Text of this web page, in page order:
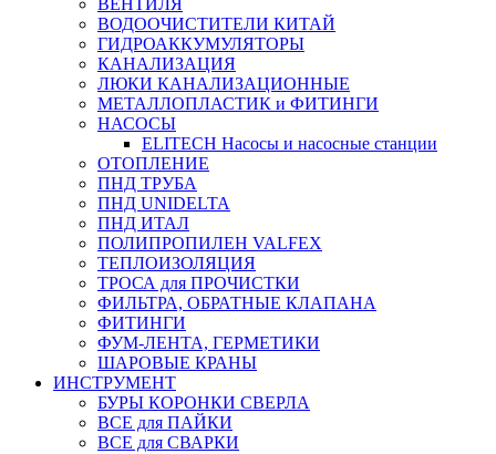
ВОДООЧИСТИТЕЛИ КИТАЙ
ГИДРОАККУМУЛЯТОРЫ
КАНАЛИЗАЦИЯ
ЛЮКИ КАНАЛИЗАЦИОННЫЕ
МЕТАЛЛОПЛАСТИК и ФИТИНГИ
НАСОСЫ
ELITECH Насосы и насосные станции
ОТОПЛЕНИЕ
ПНД ТРУБА
ПНД UNIDELTA
ПНД ИТАЛ
ПОЛИПРОПИЛЕН VALFEX
ТЕПЛОИЗОЛЯЦИЯ
ТРОСА для ПРОЧИСТКИ
ФИЛЬТРА, ОБРАТНЫЕ КЛАПАНА
ФИТИНГИ
ФУМ-ЛЕНТА, ГЕРМЕТИКИ
ШАРОВЫЕ КРАНЫ
ИНСТРУМЕНТ
БУРЫ КОРОНКИ СВЕРЛА
ВСЕ для ПАЙКИ
ВСЕ для СВАРКИ